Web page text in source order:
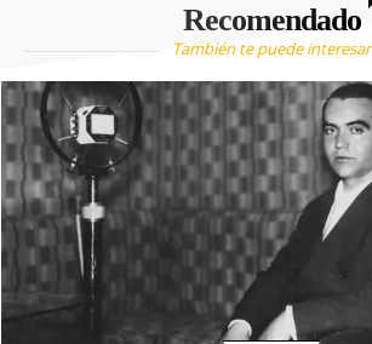
Recomendado
También te puede interesar